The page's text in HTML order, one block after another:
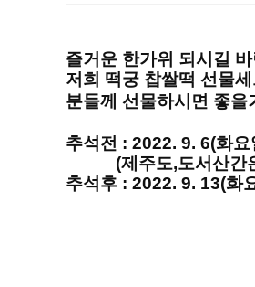
즐거운 한가위 되시길
저희 떡궁 찹쌀떡 선물
분들께 선물하시면 좋을
추석전 : 2022. 9. 6(화
(제주도,도서산간
추석후 : 2022. 9. 13(화